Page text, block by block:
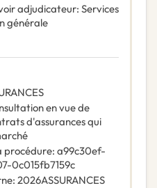
adjudicateur: Services
générale
en vue de
d'assurances qui
procédure: a99c30ef-
0c015fb7159c
: 2026ASSURANCES